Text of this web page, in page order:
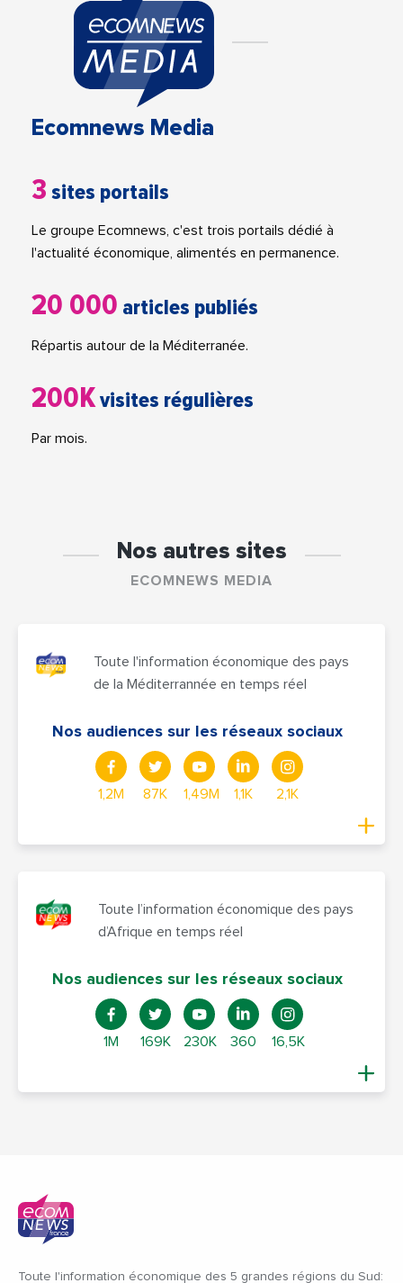
Ecomnews Media
3 sites portails
Le groupe Ecomnews, c'est trois portails dédié à
l'actualité économique, alimentés en permanence.
20 000 articles publiés
Répartis autour de la Méditerranée.
200Kvisites régulières
Par mois.
Nos autres sites
ECOMNEWS MEDIA
Toute l'information économique des pays
de la Méditerrannée en temps réel
Nos audiences sur les réseaux sociaux
1,2M 87K 1,49M 1,1K 2,1K
Toute l’information économique des pays
d’Afrique en temps réel
Nos audiences sur les réseaux sociaux
1M 169K 230K 360 16,5K
Toute l'information économique des 5 grandes régions du Sud: